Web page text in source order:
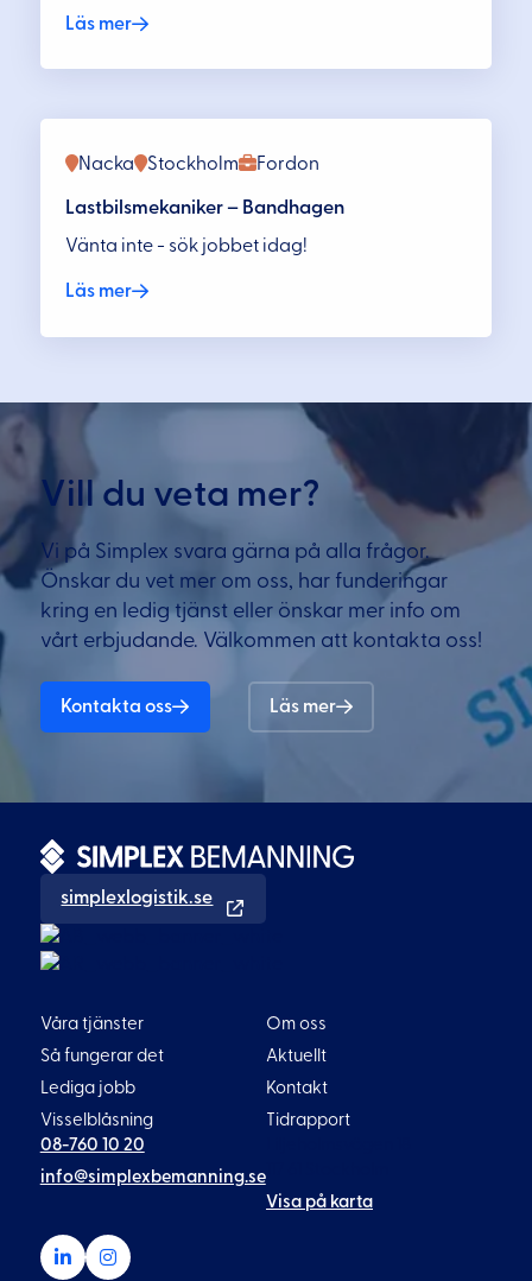
Läs mer
Fordon
Nacka Stockholm
Lastbilsmekaniker – Bandhagen
Vänta inte - sök jobbet idag!
Läs mer
Vill du veta mer?
Vi på Simplex svara gärna på alla frågor.
Önskar du vet mer om oss, har funderingar
kring en ledig tjänst eller önskar mer info om
vårt erbjudande. Välkommen att kontakta oss!
Kontakta oss Läs mer
simplexlogistik.se
08-760 10 20
info@simplexbemanning.se
Visa på karta
Våra tjänster
Så fungerar det
Lediga jobb
Visselblåsning
Om oss
Aktuellt
Kontakt
Tidrapport